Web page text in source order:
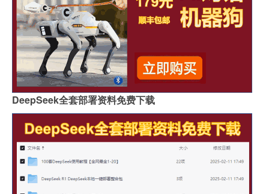
DeepSeek全套部署资料免费下载